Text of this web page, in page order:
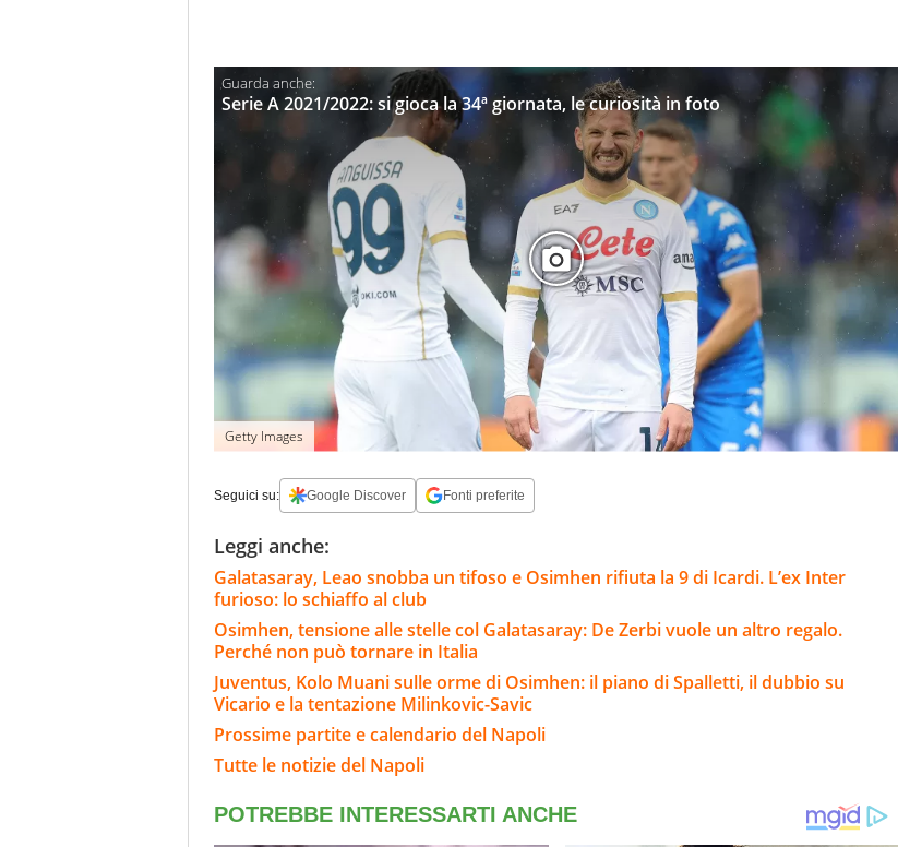
Serie A 2021/2022: si gioca la 34ª giornata, le curiosità in foto
Getty Images
Seguici su: Google Discover Fonti preferite
Leggi anche:
Galatasaray, Leao snobba un tifoso e Osimhen rifiuta la 9 di Icardi. L’ex Inter
furioso: lo schiaffo al club
Osimhen, tensione alle stelle col Galatasaray: De Zerbi vuole un altro regalo.
Perché non può tornare in Italia
Juventus, Kolo Muani sulle orme di Osimhen: il piano di Spalletti, il dubbio su
Vicario e la tentazione Milinkovic-Savic
Prossime partite e calendario del Napoli
Tutte le notizie del Napoli